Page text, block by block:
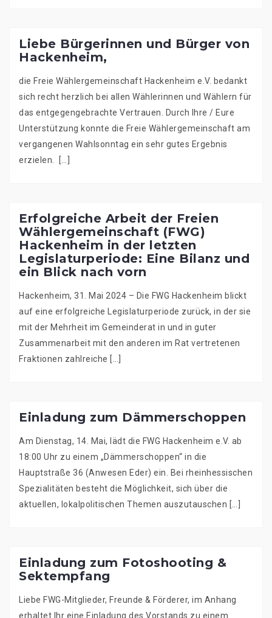
Liebe Bürgerinnen und Bürger von
Hackenheim,
die Freie Wählergemeinschaft Hackenheim e.V. bedankt
sich recht herzlich bei allen Wählerinnen und Wählern für
das entgegengebrachte Vertrauen. Durch Ihre / Eure
Unterstützung konnte die Freie Wählergemeinschaft am
vergangenen Wahlsonntag ein sehr gutes Ergebnis
erzielen. […]
Erfolgreiche Arbeit der Freien
Wählergemeinschaft (FWG)
Hackenheim in der letzten
Legislaturperiode: Eine Bilanz und
ein Blick nach vorn
Hackenheim, 31. Mai 2024 – Die FWG Hackenheim blickt
auf eine erfolgreiche Legislaturperiode zurück, in der sie
mit der Mehrheit im Gemeinderat in und in guter
Zusammenarbeit mit den anderen im Rat vertretenen
Fraktionen zahlreiche […]
Einladung zum Dämmerschoppen
Am Dienstag, 14. Mai, lädt die FWG Hackenheim e.V. ab
18:00 Uhr zu einem „Dämmerschoppen“ in die
Hauptstraße 36 (Anwesen Eder) ein. Bei rheinhessischen
Spezialitäten besteht die Möglichkeit, sich über die
aktuellen, lokalpolitischen Themen auszutauschen […]
Einladung zum Fotoshooting &
Sektempfang
Liebe FWG-Mitglieder, Freunde & Förderer, im Anhang
erhaltet Ihr eine Einladung des Vorstands zu einem